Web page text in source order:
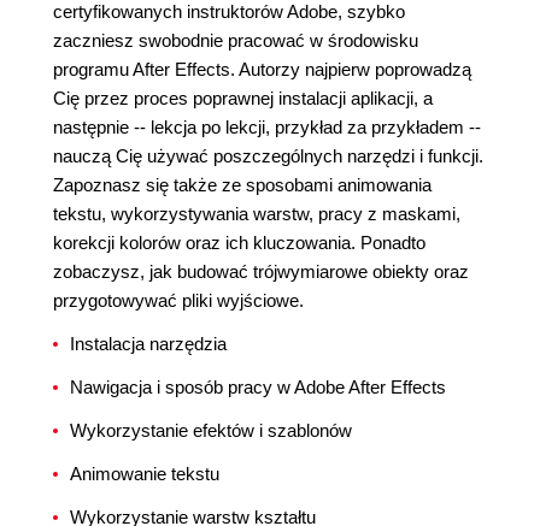
certyfikowanych instruktorów Adobe, szybko
zaczniesz swobodnie pracować w środowisku
programu After Effects. Autorzy najpierw poprowadzą
Cię przez proces poprawnej instalacji aplikacji, a
następnie -- lekcja po lekcji, przykład za przykładem --
nauczą Cię używać poszczególnych narzędzi i funkcji.
Zapoznasz się także ze sposobami animowania
tekstu, wykorzystywania warstw, pracy z maskami,
korekcji kolorów oraz ich kluczowania. Ponadto
zobaczysz, jak budować trójwymiarowe obiekty oraz
przygotowywać pliki wyjściowe.
Instalacja narzędzia
Nawigacja i sposób pracy w Adobe After Effects
Wykorzystanie efektów i szablonów
Animowanie tekstu
Wykorzystanie warstw kształtu